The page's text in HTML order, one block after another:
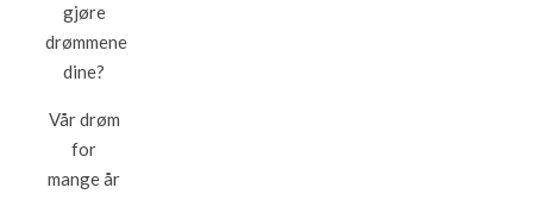
gjøre
drømmene
dine?
Vår drøm
for
mange år